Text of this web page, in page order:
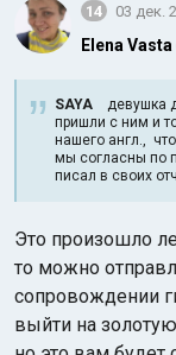
14 03 дек.
Elena Vasta
SAYA девушка
пришли с ним и
нашего англ.,
мы согласны по
писал в своих
Это произошло
то можно
сопровождении
выйти на